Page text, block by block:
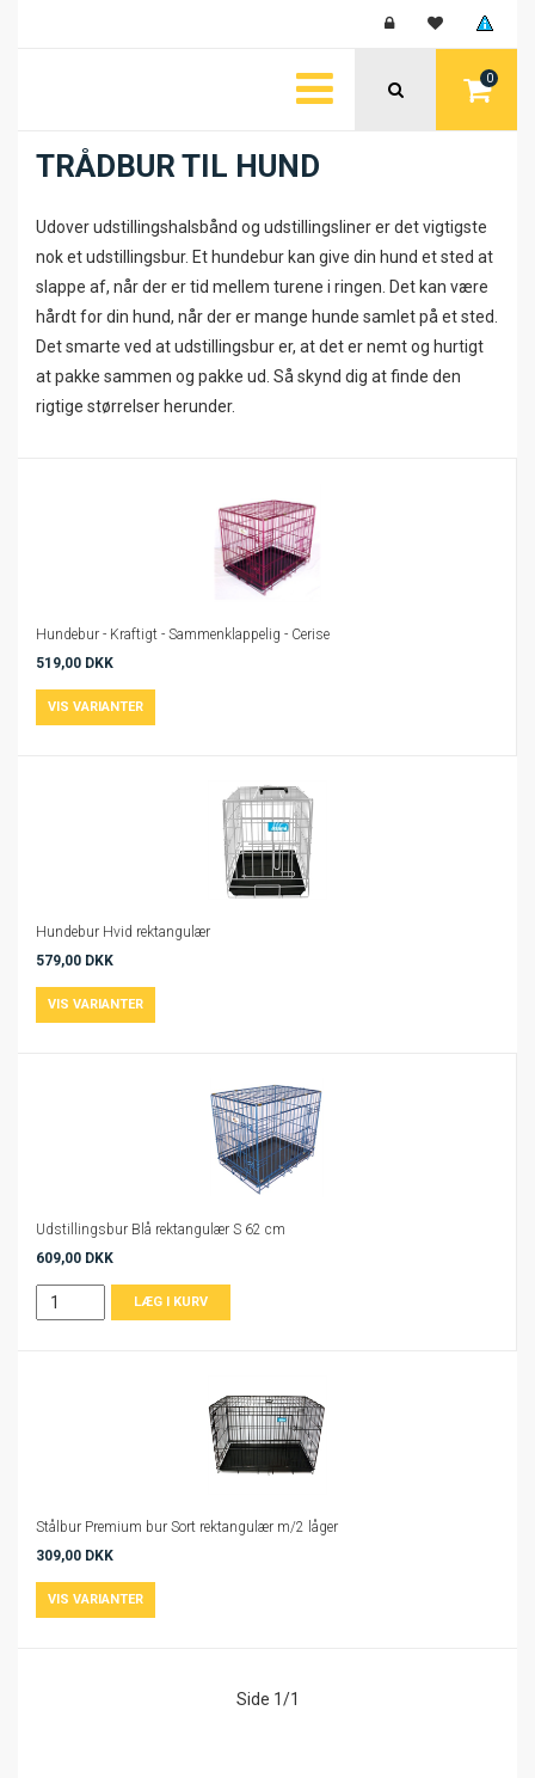
0
TRÅDBUR TIL HUND
Udover udstillingshalsbånd og udstillingsliner er det vigtigste
nok et udstillingsbur. Et hundebur kan give din hund et sted at
slappe af, når der er tid mellem turene i ringen. Det kan være
hårdt for din hund, når der er mange hunde samlet på et sted.
Det smarte ved at udstillingsbur er, at det er nemt og hurtigt
at pakke sammen og pakke ud. Så skynd dig at finde den
rigtige størrelser herunder.
Hundebur - Kraftigt - Sammenklappelig - Cerise
519,00 DKK
Hundebur Hvid rektangulær
579,00 DKK
Udstillingsbur Blå rektangulær S 62 cm
609,00 DKK
Stålbur Premium bur Sort rektangulær m/2 låger
309,00 DKK
Side 1/1